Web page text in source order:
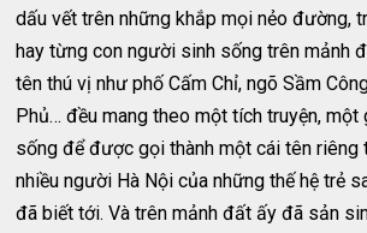
dấu vết trên những khắp mọi nẻo đường,
hay từng con người sinh sống trên mảnh
tên thú vị như phố Cấm Chỉ, ngõ Sầm
Phủ… đều mang theo một tích truyện, một
sống để được gọi thành một cái tên riêng
nhiều người Hà Nội của những thế hệ trẻ
đã biết tới. Và trên mảnh đất ấy đã sản